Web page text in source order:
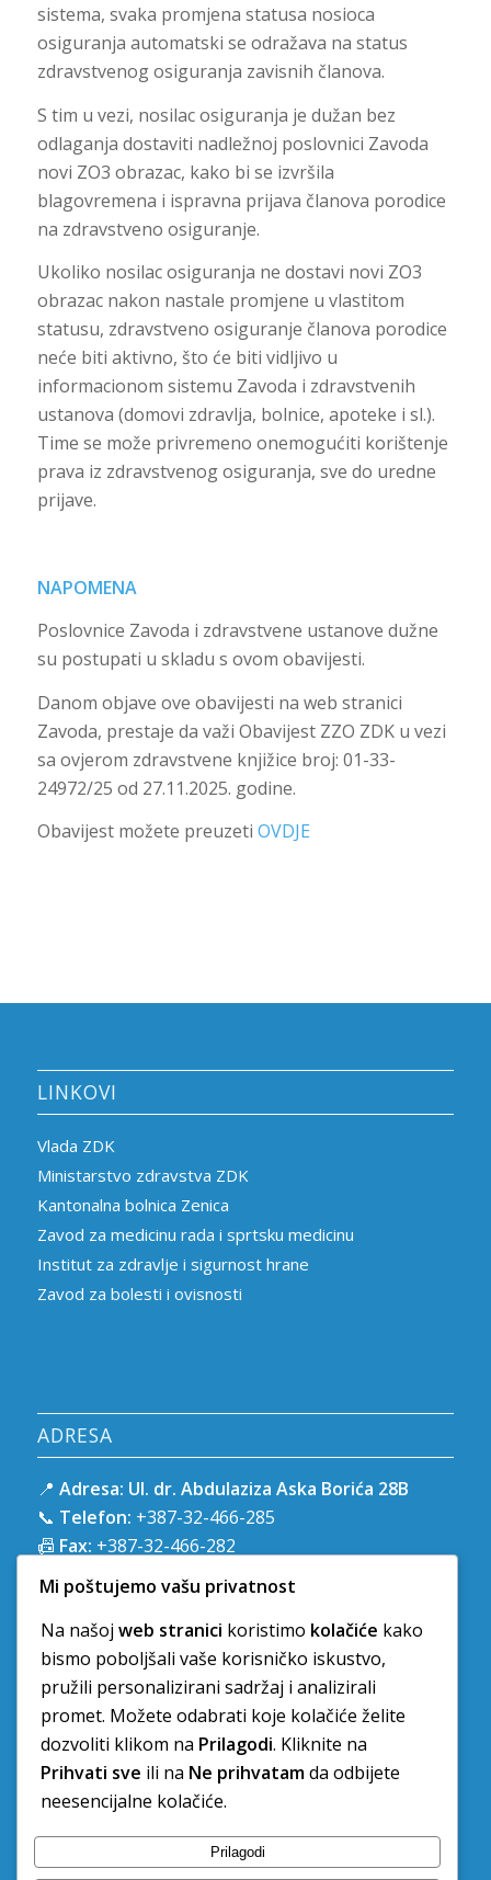
sistema, svaka promjena statusa nosioca
osiguranja automatski se odražava na status
zdravstvenog osiguranja zavisnih članova.
S tim u vezi, nosilac osiguranja je dužan bez
odlaganja dostaviti nadležnoj poslovnici Zavoda
novi ZO3 obrazac, kako bi se izvršila
blagovremena i ispravna prijava članova porodice
na zdravstveno osiguranje.
Ukoliko nosilac osiguranja ne dostavi novi ZO3
obrazac nakon nastale promjene u vlastitom
statusu, zdravstveno osiguranje članova porodice
neće biti aktivno, što će biti vidljivo u
informacionom sistemu Zavoda i zdravstvenih
ustanova (domovi zdravlja, bolnice, apoteke i sl.).
Time se može privremeno onemogućiti korištenje
prava iz zdravstvenog osiguranja, sve do uredne
prijave.
NAPOMENA
Poslovnice Zavoda i zdravstvene ustanove dužne
su postupati u skladu s ovom obavijesti.
Danom objave ove obavijesti na web stranici
Zavoda, prestaje da važi Obavijest ZZO ZDK u vezi
sa ovjerom zdravstvene knjižice broj: 01-33-
24972/25 od 27.11.2025. godine.
Obavijest možete preuzeti OVDJE
LINKOVI
Vlada ZDK
Ministarstvo zdravstva ZDK
Kantonalna bolnica Zenica
Zavod za medicinu rada i sprtsku medicinu
Institut za zdravlje i sigurnost hrane
Zavod za bolesti i ovisnosti
ADRESA
📍 Adresa: Ul. dr. Abdulaziza Aska Borića 28B
📞 Telefon: +387-32-466-285
📠 Fax: +387-32-466-282
📧 E-mail:
kzzo.ze@zzozedo.ba
Web: www.zzozedo.ba
RADNO VRIJEME
Ponedjeljak-Petak: 7:00-16:00
Subota-Nedjelja: Ne radimo
Sve državne praznike ne radimo
Mi poštujemo vašu privatnost
Na našoj web stranici koristimo kolačiće kako
bismo poboljšali vaše korisničko iskustvo,
pružili personalizirani sadržaj i analizirali
promet. Možete odabrati koje kolačiće želite
dozvoliti klikom na Prilagodi. Kliknite na
Prihvati sve ili na Ne prihvatamda odbijete
neesencijalne kolačiće.
Prilagodi